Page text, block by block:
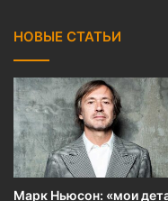
НОВЫЕ СТАТЬИ
Марк Ньюсон: «мои